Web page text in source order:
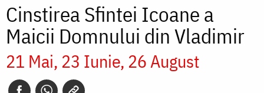
Cinstirea Sfintei Icoane a
Maicii Domnului din Vladimir
21 Mai 23 Iunie 26 August